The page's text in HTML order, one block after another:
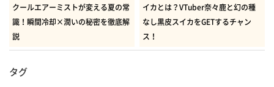
クールエアーミストが変える夏の常
識！瞬間冷却×潤いの秘密を徹底解
説
イカとは？VTuber奈々鹿と幻の種
なし黒皮スイカをGETするチャン
ス！
タグ